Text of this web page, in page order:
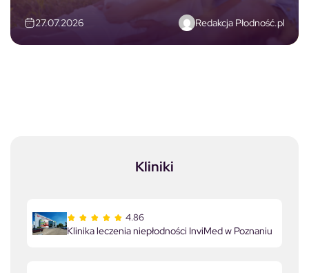
27.07.2026 Redakcja Płodność.pl
Kliniki
4.86
Klinika leczenia niepłodności InviMed w Poznaniu